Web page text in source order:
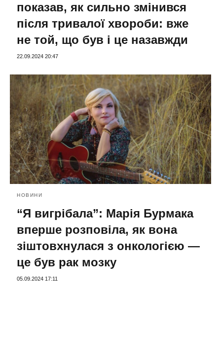
показав, як сильно змінився
після тривалої хвороби: вже
не той, що був і це назавжди
22.09.2024 20:47
НОВИНИ
“Я вигрібала”: Марія Бурмака
вперше розповіла, як вона
зіштовхнулася з онкологією —
це був рак мозку
05.09.2024 17:11